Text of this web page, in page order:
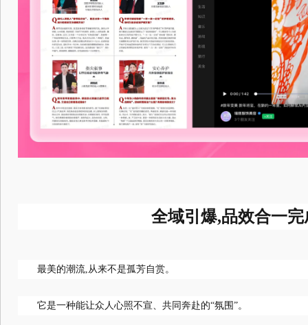
全域引爆,品效合一
最美的潮流,从来不是孤芳自赏。
它是一种能让众人心照不宣、共同奔赴的“氛围”。